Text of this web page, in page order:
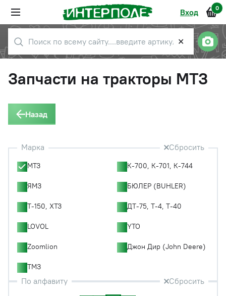
Вход 0
✕
Запчасти на тракторы МТЗ
Назад
Марка Сбросить
МТЗ К-700, К-701, К-744
ЯМЗ БЮЛЕР (BUHLER)
Т-150, ХТЗ ДТ-75, Т-4, Т-40
LOVOL YTO
Zoomlion Джон Дир (John Deere)
ТМЗ
По алфавиту Сбросить